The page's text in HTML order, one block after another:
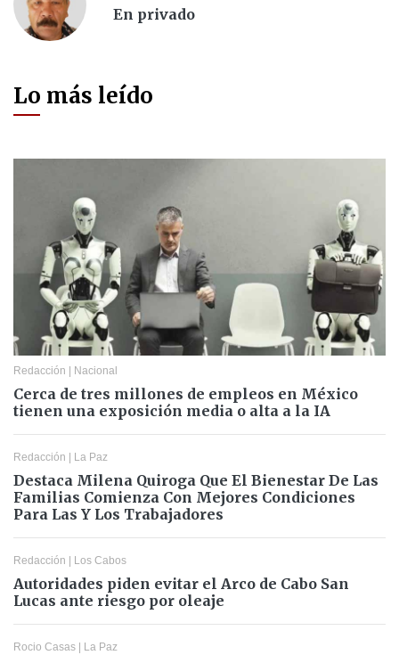
En privado
Lo más leído
Redacción Nacional
Cerca de tres millones de empleos en México
tienen una exposición media o alta a la IA
Redacción La Paz
Destaca Milena Quiroga Que El Bienestar De Las
Familias Comienza Con Mejores Condiciones
Para Las Y Los Trabajadores
Redacción Los Cabos
Autoridades piden evitar el Arco de Cabo San
Lucas ante riesgo por oleaje
Rocio Casas La Paz